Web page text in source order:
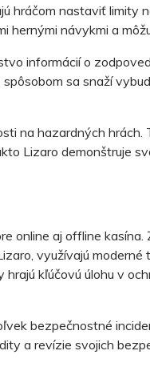
hráčom nastaviť limity
hernými návykmi a
informácií o
sa snaží
na hazardných
Lizaro demonštruje
online aj offline
využívajú
kľúčovú úlohu v
bezpečnostné
a revízie svojich